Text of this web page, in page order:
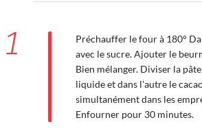
1
Préchauffer le four à 180°
avec le sucre. Ajouter le
Bien mélanger. Diviser la
liquide et dans l'autre le
simultanément dans les
Enfourner pour 30 minutes.